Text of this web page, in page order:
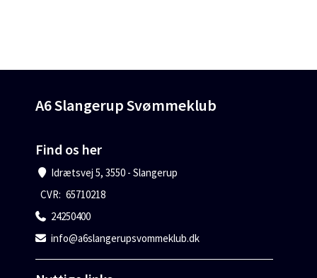
A6 Slangerup Svømmeklub
Find os her
Idrætsvej 5, 3550 - Slangerup
CVR: 65710218
24250400
info@a6slangerupsvommeklub.dk